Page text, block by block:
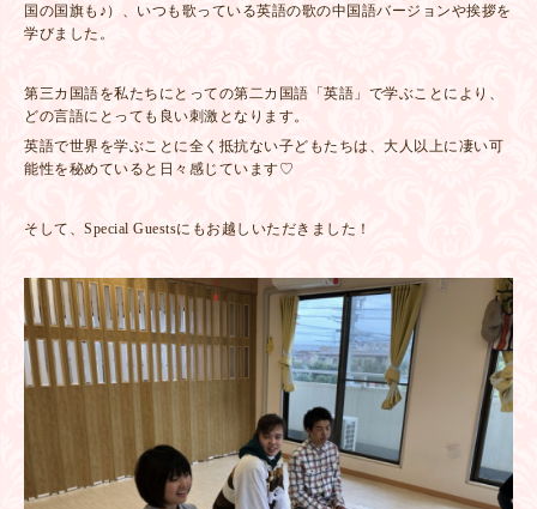
国の国旗も♪）、いつも歌っている英語の歌の中国語バージョンや挨拶を
学びました。
第三カ国語を私たちにとっての第二カ国語「英語」で学ぶことにより、
どの言語にとっても良い刺激となります。
英語で世界を学ぶことに全く抵抗ない子どもたちは、大人以上に凄い可
能性を秘めていると日々感じています♡
そして、Special Guestsにもお越しいただきました！